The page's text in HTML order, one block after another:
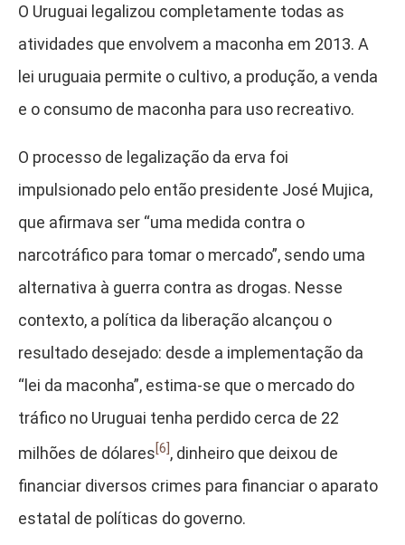
O Uruguai legalizou completamente todas as
atividades que envolvem a maconha em 2013. A
lei uruguaia permite o cultivo, a produção, a venda
e o consumo de maconha para uso recreativo.
O processo de legalização da erva foi
impulsionado pelo então presidente José Mujica,
que afirmava ser “uma medida contra o
narcotráfico para tomar o mercado”, sendo uma
alternativa à guerra contra as drogas. Nesse
contexto, a política da liberação alcançou o
resultado desejado: desde a implementação da
“lei da maconha”, estima-se que o mercado do
tráfico no Uruguai tenha perdido cerca de 22
milhões de dólares[6], dinheiro que deixou de
financiar diversos crimes para financiar o aparato
estatal de políticas do governo.